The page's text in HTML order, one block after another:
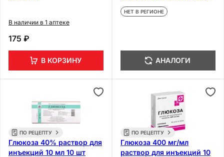
В наличии в 1 аптеке
175 ₽
В КОРЗИНУ
10 мл 10 шт
НЕТ В РЕГИОНЕ
АНАЛОГИ
ПО РЕЦЕПТУ
Глюкоза 40% раствор для
инъекций 10 мл 10 шт
ПО РЕЦЕПТУ
Глюкоза 400 мг/мл
раствор для инъекций 10